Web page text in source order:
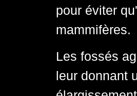
pour éviter
mammifères.
Les fossés
leur donnant